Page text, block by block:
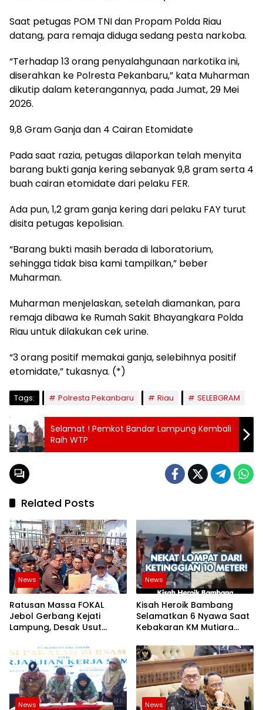
Saat petugas POM TNI dan Propam Polda Riau
datang, para remaja diduga sedang pesta narkoba.
“Terhadap 13 orang penyalahgunaan narkotika ini,
diserahkan ke Polresta Pekanbaru,” kata Muharman
dikutip dalam keterangannya, pada Jumat, 29 Mei
2026.
9,8 Gram Ganja dan 4 Cairan Etomidate
Pada saat razia, petugas dilaporkan telah menyita
barang bukti ganja kering sebanyak 9,8 gram serta 4
buah cairan etomidate dari pelaku FER.
Ada pun, 1,2 gram ganja kering dari pelaku FAY turut
disita petugas kepolisian.
“Barang bukti masih berada di laboratorium,
sehingga tidak bisa kami tampilkan,” beber
Muharman.
Muharman menjelaskan, setelah diamankan, para
remaja dibawa ke Rumah Sakit Bhayangkara Polda
Riau untuk dilakukan cek urine.
“3 orang positif memakai ganja, selebihnya positif
etomidate,” tukasnya. (*)
Tags: Polresta Pekanbaru Riau SELEBGRAM
Selamat ! Pemkot Bandar Lampung Kembali
Raih WTP
Related Posts
News
Ratusan Massa FOKAL
Jebol Gerbang Kejati
Lampung, Desak Usut
Pemprov 3 Hektare
News
Kisah Heroik Bambang
Selamatkan 6 Nyawa Saat
Kebakaran KM Mutiara
News News